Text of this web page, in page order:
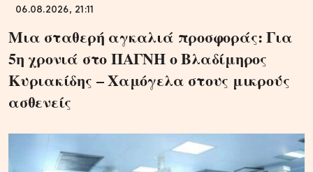
06.08.2026, 21:11
Μια σταθερή αγκαλιά προσφοράς: Για
5η χρονιά στο ΠΑΓΝΗ ο Βλαδίμηρος
Κυριακίδης – Χαμόγελα στους μικρούς
ασθενείς